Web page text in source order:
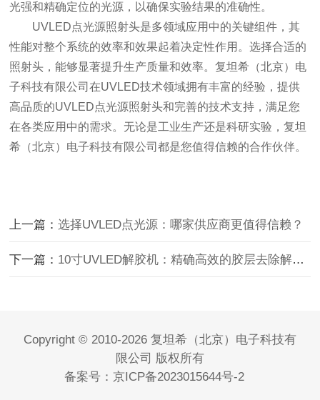
光强和精确定位的光源，以确保实验结果的准确性。
UVLED点光源照射头是多领域应用中的关键组件，其
性能对整个系统的效率和效果起着决定性作用。选择合适的
照射头，能够显著提升生产质量和效率。复坦希（北京）电
子科技有限公司在UVLED技术领域拥有丰富的经验，提供
高品质的UVLED点光源照射头和完善的技术支持，满足您
在各类应用中的需求。无论是工业生产还是科研实验，复坦
希（北京）电子科技有限公司都是您值得信赖的合作伙伴。
上一篇：选择UVLED点光源：哪家供应商更值得信赖？
下一篇： 10寸UVLED解胶机：精确高效的胶层去除解决方案
Copyright © 2010-2026 复坦希（北京）电子科技有
限公司 版权所有
备案号： 京ICP备2023015644号-2